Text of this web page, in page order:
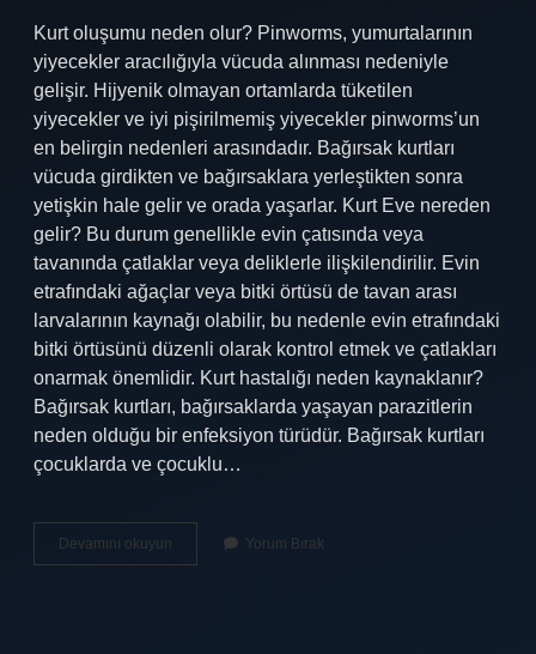
Kurt oluşumu neden olur? Pinworms, yumurtalarının
yiyecekler aracılığıyla vücuda alınması nedeniyle
gelişir. Hijyenik olmayan ortamlarda tüketilen
yiyecekler ve iyi pişirilmemiş yiyecekler pinworms’un
en belirgin nedenleri arasındadır. Bağırsak kurtları
vücuda girdikten ve bağırsaklara yerleştikten sonra
yetişkin hale gelir ve orada yaşarlar. Kurt Eve nereden
gelir? Bu durum genellikle evin çatısında veya
tavanında çatlaklar veya deliklerle ilişkilendirilir. Evin
etrafındaki ağaçlar veya bitki örtüsü de tavan arası
larvalarının kaynağı olabilir, bu nedenle evin etrafındaki
bitki örtüsünü düzenli olarak kontrol etmek ve çatlakları
onarmak önemlidir. Kurt hastalığı neden kaynaklanır?
Bağırsak kurtları, bağırsaklarda yaşayan parazitlerin
neden olduğu bir enfeksiyon türüdür. Bağırsak kurtları
çocuklarda ve çocuklu…
Devamını okuyun
Nasıl
Yorum Bırak